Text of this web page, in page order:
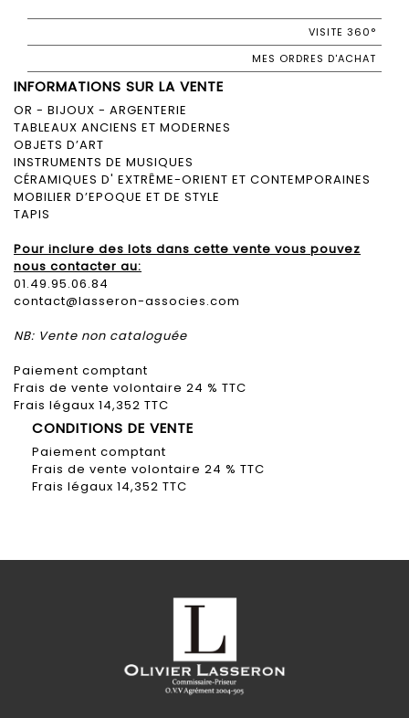
VISITE 360°
MES ORDRES D'ACHAT
INFORMATIONS SUR LA VENTE
OR - BIJOUX - ARGENTERIE
TABLEAUX ANCIENS ET MODERNES
OBJETS D’ART
INSTRUMENTS DE MUSIQUES
CÉRAMIQUES D' EXTRÊME-ORIENT ET CONTEMPORAINES
MOBILIER D’EPOQUE ET DE STYLE
TAPIS
Pour inclure des lots dans cette vente vous pouvez
nous contacter au:
01.49.95.06.84
contact@lasseron-associes.com
NB: Vente non cataloguée
Paiement comptant
Frais de vente volontaire 24 % TTC
Frais légaux 14,352 TTC
CONDITIONS DE VENTE
Paiement comptant
Frais de vente volontaire 24 % TTC
Frais légaux 14,352 TTC